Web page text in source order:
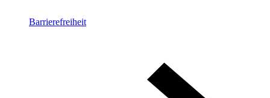
Barrierefreiheit